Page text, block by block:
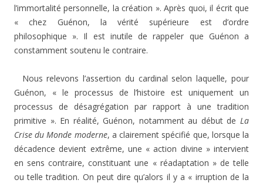
l’immortalité personnelle, la création ». Après quoi, il écrit que
« chez Guénon, la vérité supérieure est d’ordre
philosophique ». Il est inutile de rappeler que Guénon a
constamment soutenu le contraire.
Nous relevons l’assertion du cardinal selon laquelle, pour
Guénon, « le processus de l’histoire est uniquement un
processus de désagrégation par rapport à une tradition
primitive ». En réalité, Guénon, notamment au début de La
Crise du Monde moderne, a clairement spécifié que, lorsque la
décadence devient extrême, une « action divine » intervient
en sens contraire, constituant une « réadaptation » de telle
ou telle tradition. On peut dire qu’alors il y a « irruption de la